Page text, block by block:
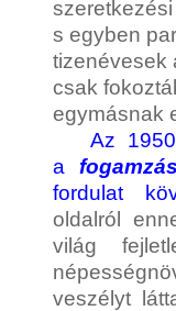
s egyben
tizenévesek
csak
egymásnak
Az
a
fordulat
oldalról
világ
veszélyt